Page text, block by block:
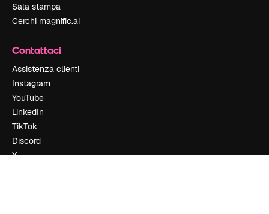
Sala stampa
Cerchi magnific.ai
Contattaci
Assistenza clienti
Instagram
YouTube
LinkedIn
TikTok
Discord
X